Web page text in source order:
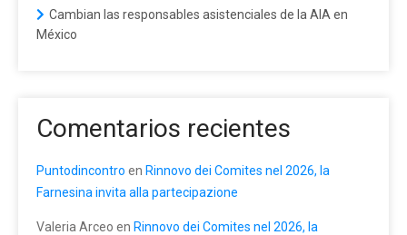
Cambian las responsables asistenciales de la AIA en
México
Comentarios recientes
Puntodincontro en Rinnovo dei Comites nel 2026, la
Farnesina invita alla partecipazione
Valeria Arceo en Rinnovo dei Comites nel 2026, la